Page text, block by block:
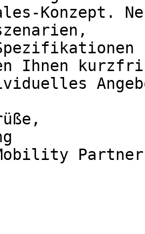
Konzept.
Ihnen